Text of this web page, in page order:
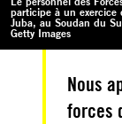
participe à un exercice
Juba, au Soudan du
Getty Images
Nous
forces